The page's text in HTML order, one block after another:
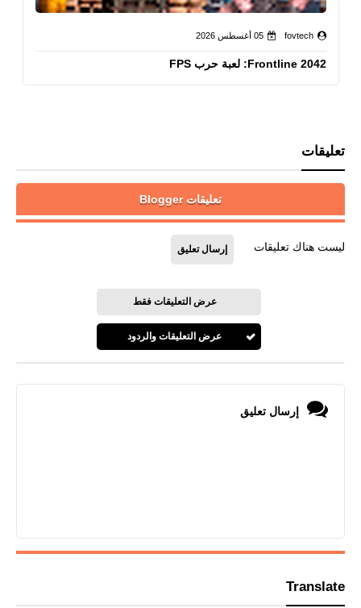
fovtech 05 أغسطس 2026
Frontline 2042: لعبة حرب FPS
تعليقات
تعليقات Blogger
ليست هناك تعليقات إرسال تعليق
عرض التعليقات فقط
عرض التعليقات والردود
إرسال تعليق
Translate